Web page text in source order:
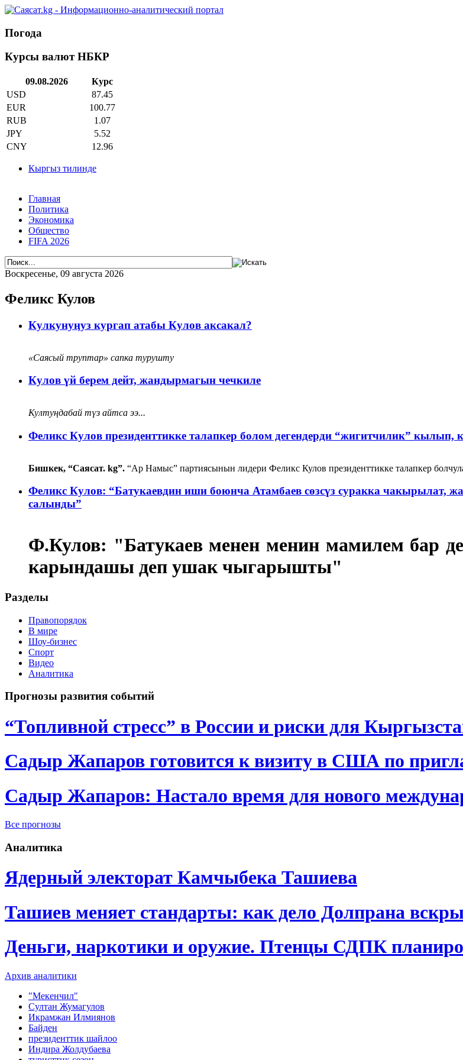
Погода
Курсы валют НБКР
09.08.2026
Курс
USD
87.45
EUR
100.77
RUB
1.07
JPY
5.52
CNY
12.96
Кыргыз тилинде
Главная
Политика
Экономика
Общество
FIFA 2026
Воскресенье, 09 августа 2026
Феликс Кулов
Кулкунуӊуз кургап атабы Кулов аксакал?
«Саясый труптар» сапка турушту
Кулов үй берем дейт, жандырмагын чечкиле
Култуӊдабай түз айтса ээ...
Феликс Кулов президенттикке талапкер болом дегендерди “жигитчилик”
Бишкек, “Саясат. kg”. “Ар Намыс” партиясынын лидери Феликс Кулов президенттикке талапкер
Феликс Кулов: “Батукаевдин иши боюнча Атамбаев сөзсүз суракка
салынды”
Ф.Кулов: "Батукаев менен менин мамилем бар
карындашы деп ушак чыгарышты"
Разделы
Правопорядок
В мире
Шоу-бизнес
Спорт
Видео
Аналитика
Прогнозы развития событий
“Топливной стресс” в России и риски для
Садыр Жапаров готовится к визиту в США по
Садыр Жапаров: Настало время для нового
Все прогнозы
Аналитика
Ядерный электорат Камчыбека Ташиева
Ташиев меняет стандарты: как дело Долпрана
Деньги, наркотики и оружие. Птенцы СДПК
Архив аналитики
"Мекенчил"
Султан Жумагулов
Икрамжан Илмиянов
Байден
президенттик шайлоо
Индира Жолдубаева